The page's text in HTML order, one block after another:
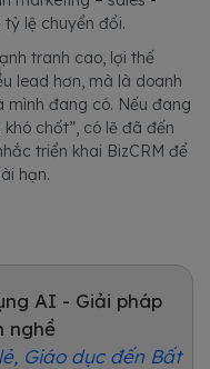
lệ chuyển đổi.
tranh cao, lợi thế
lead hơn, mà là doanh
đang có. Nếu đang
chốt”, có lẽ đã đến
triển khai BizCRM để
hạn.
AI - Giải pháp
nghề
Giáo dục đến Bất